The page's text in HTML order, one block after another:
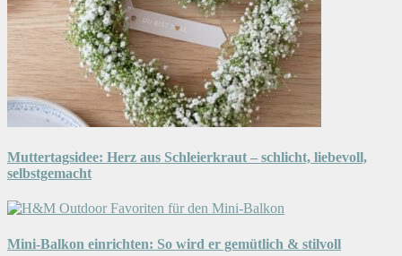
Muttertagsidee: Herz aus Schleierkraut – schlicht, liebevoll,
selbstgemacht
Mini-Balkon einrichten: So wird er gemütlich & stilvoll